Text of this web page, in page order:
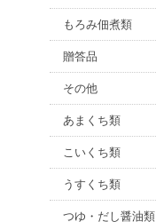
もろみ佃煮類
贈答品
その他
あまくち類
こいくち類
うすくち類
つゆ・だし醤油類